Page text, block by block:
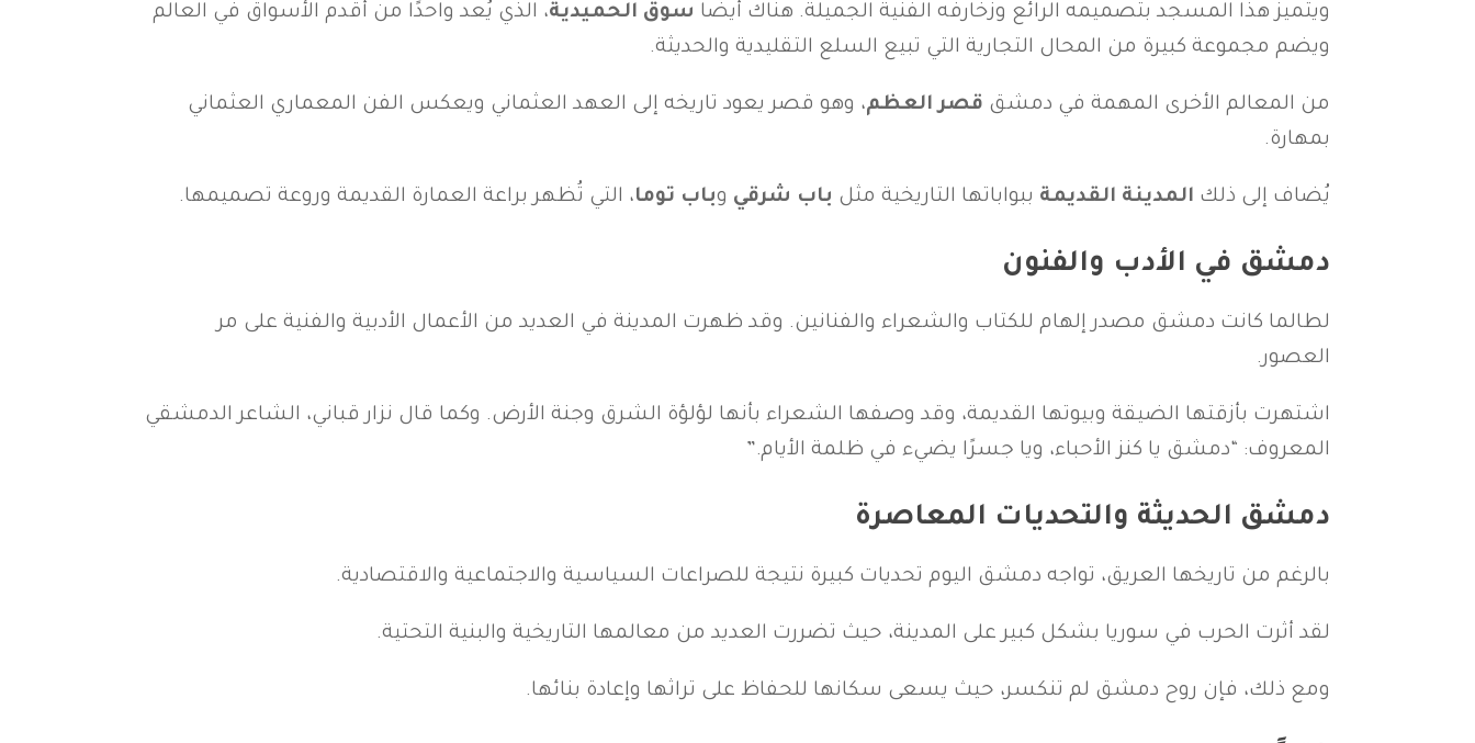
ويتميز هذا المسجد بتصميمه الرائع وزخارفه الفنية الجميلة. هناك أيضًا سوق الحميدية، الذي يُعد واحدًا من أقدم الأسواق في العالم
ويضم مجموعة كبيرة من المحال التجارية التي تبيع السلع التقليدية والحديثة.
من المعالم الأخرى المهمة في دمشق قصر العظم، وهو قصر يعود تاريخه إلى العهد العثماني ويعكس الفن المعماري العثماني
بمهارة.
يُضاف إلى ذلك المدينة القديمة ببواباتها التاريخية مثل باب شرقي وباب توما، التي تُظهر براعة العمارة القديمة وروعة تصميمها.
دمشق في الأدب والفنون
لطالما كانت دمشق مصدر إلهام للكتاب والشعراء والفنانين. وقد ظهرت المدينة في العديد من الأعمال الأدبية والفنية على مر
العصور.
اشتهرت بأزقتها الضيقة وبيوتها القديمة، وقد وصفها الشعراء بأنها لؤلؤة الشرق وجنة الأرض. وكما قال نزار قباني، الشاعر الدمشقي
المعروف: “دمشق يا كنز الأحباء، ويا جسرًا يضيء في ظلمة الأيام.”
دمشق الحديثة والتحديات المعاصرة
بالرغم من تاريخها العريق، تواجه دمشق اليوم تحديات كبيرة نتيجة للصراعات السياسية والاجتماعية والاقتصادية.
لقد أثرت الحرب في سوريا بشكل كبير على المدينة، حيث تضررت العديد من معالمها التاريخية والبنية التحتية.
ومع ذلك، فإن روح دمشق لم تنكسر، حيث يسعى سكانها للحفاظ على تراثها وإعادة بنائها.